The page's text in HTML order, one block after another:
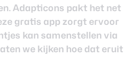
Adapticons pakt het net
gratis app zorgt ervoor
kan samenstellen via
we kijken hoe dat eruit